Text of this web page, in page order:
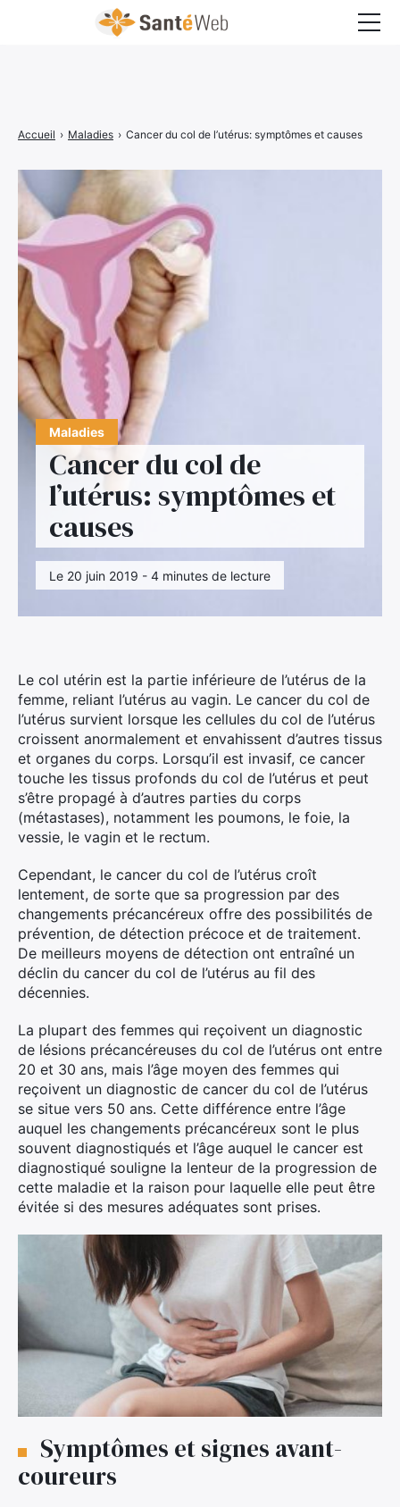
Maladies
Cancer du col de
l’utérus: symptômes et
causes
Le 20 juin 2019 - 4 minutes de lecture
Accueil › Maladies › Cancer du col de l’utérus: symptômes et causes
Le col utérin est la partie inférieure de l’utérus de la
femme, reliant l’utérus au vagin. Le cancer du col de
l’utérus survient lorsque les cellules du col de l’utérus
croissent anormalement et envahissent d’autres tissus
et organes du corps. Lorsqu’il est invasif, ce cancer
touche les tissus profonds du col de l’utérus et peut
s’être propagé à d’autres parties du corps
(métastases), notamment les poumons, le foie, la
vessie, le vagin et le rectum.
Cependant, le cancer du col de l’utérus croît
lentement, de sorte que sa progression par des
changements précancéreux offre des possibilités de
prévention, de détection précoce et de traitement.
De meilleurs moyens de détection ont entraîné un
déclin du cancer du col de l’utérus au fil des
décennies.
La plupart des femmes qui reçoivent un diagnostic
de lésions précancéreuses du col de l’utérus ont entre
20 et 30 ans, mais l’âge moyen des femmes qui
reçoivent un diagnostic de cancer du col de l’utérus
se situe vers 50 ans. Cette différence entre l’âge
auquel les changements précancéreux sont le plus
souvent diagnostiqués et l’âge auquel le cancer est
diagnostiqué souligne la lenteur de la progression de
cette maladie et la raison pour laquelle elle peut être
évitée si des mesures adéquates sont prises.
Symptômes et signes avant-
coureurs
Chirurgie
Grossesse
Maladies
Médecine
Psychologie
Santé pratique
Sexualité